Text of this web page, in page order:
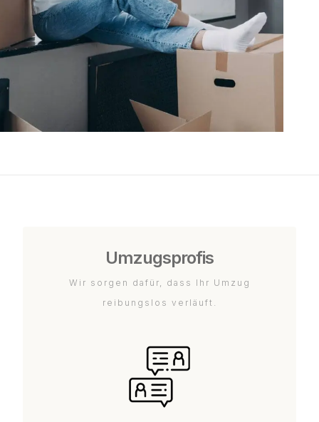
Umzugsprofis
Wir sorgen dafür, dass Ihr Umzug
reibungslos verläuft.